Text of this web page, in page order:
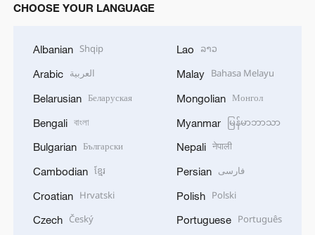
CHOOSE YOUR LANGUAGE
Albanian Shqip
Arabic العربية
Belarusian Беларуская
Bengali বাংলা
Bulgarian Български
Cambodian ខ្មែរ
Croatian Hrvatski
Czech Český
Lao ລາວ
Malay Bahasa Melayu
Mongolian Монгол
Myanmar မြန်မာဘာသာ
Nepali नेपाली
Persian فارسی
Polish Polski
Portuguese Português